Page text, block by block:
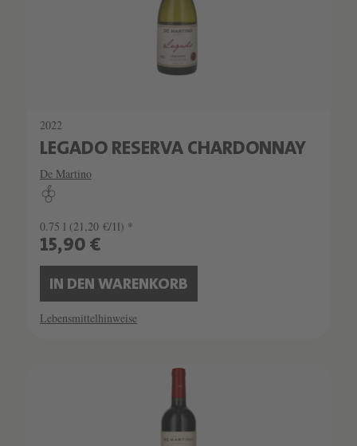
2022
LEGADO RESERVA CHARDONNAY
De Martino
0.75 l (21,20 €/1l) *
15,90 €
IN DEN WARENKORB
Lebensmittelhinweise